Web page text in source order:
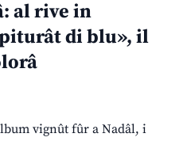
al rive in
di blu», il
vignût fûr a Nadâl, i